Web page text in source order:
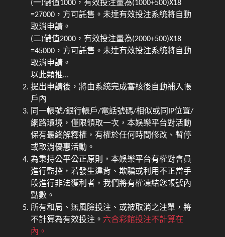
(一)儲值1000，有效投注量為(1000+500)X18
=27000，方可託售。未達有效投注系統將自動
取消申請。
(二)儲值2000，有效投注量為(2000+500)X18
=45000，方可託售。未達有效投注系統將自動
取消申請。
以此類推...
提出申請後，將由系統完成審核後自動補入帳
戶內
同一帳號/銀行帳戶/電話號碼/相似或同IP位置/
網路環境，僅限領取一次，本娛樂平台對活動
保有最終解釋權，有權於任何時間修改、暫停
或取消優惠活動。
為秉持公平公正原則，本娛樂平台有權對會員
進行監控，若發生違背、欺騙或利用不正當手
段進行非法獲利者，我們將有權凍結您帳號內
點數。
所有和局、無風險投注、或被取消之注單，將
不計算為有效投注。 六合彩館投注不計算在
內。